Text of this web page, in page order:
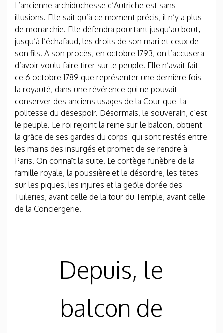
L’ancienne archiduchesse d’Autriche est sans
illusions. Elle sait qu’à ce moment précis, il n’y a plus
de monarchie. Elle défendra pourtant jusqu’au bout,
jusqu’à l’échafaud, les droits de son mari et ceux de
son fils. A son procès, en octobre 1793, on l’accusera
d’avoir voulu faire tirer sur le peuple. Elle n’avait fait
ce 6 octobre 1789 que représenter une dernière fois
la royauté, dans une révérence qui ne pouvait
conserver des anciens usages de la Cour que la
politesse du désespoir. Désormais, le souverain, c’est
le peuple. Le roi rejoint la reine sur le balcon, obtient
la grâce de ses gardes du corps qui sont restés entre
les mains des insurgés et promet de se rendre à
Paris. On connaît la suite. Le cortège funèbre de la
famille royale, la poussière et le désordre, les têtes
sur les piques, les injures et la geôle dorée des
Tuileries, avant celle de la tour du Temple, avant celle
de la Conciergerie.
Depuis, le
balcon de